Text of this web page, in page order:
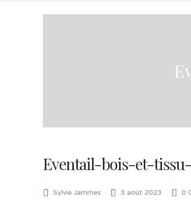
Eventail-bois-et-
Sylvie Jammes 3 août 2023 0